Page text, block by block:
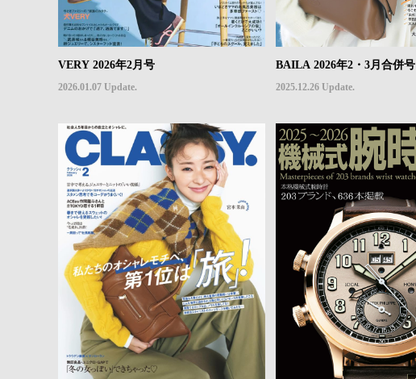
VERY 2026年2月号
2026.01.07 Update.
BAILA 2026年2・3月合併号
2025.12.26 Update.